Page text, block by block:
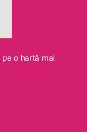
pe o hartă mai